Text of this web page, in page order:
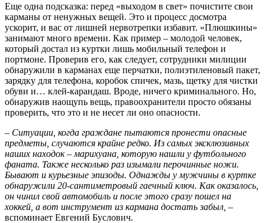
Еще одна подсказка: перед «выходом в свет» почистите свои
карманы от ненужных вещей. Это и процесс досмотра
ускорит, и вас от лишней нервотрепки избавит. «Плюшкины»
занимают много времени. Как пример – молодой человек,
который достал из куртки лишь мобильный телефон и
портмоне. Проверив его, как следует, сотрудники милиции
обнаружили в карманах еще перчатки, полиэтиленовый пакет,
зарядку для телефона, коробок спичек, мазь, щетку для чистки
обуви и… клей-карандаш. Вроде, ничего криминального. Но,
обнаружив наощупь вещь, правоохранители просто обязаны
проверить, что это и не несет ли оно опасности.
– Ситуации, когда граждане пытаются пронести опасные
предметы, случаются крайне редко. Из самых эксклюзивных
наших находок – марихуана, которую нашли у футбольного
фаната. Также несколько раз изымали перочинные ножи.
Бывают и курьезные эпизоды. Однажды у мужчины в куртке
обнаружили 20-сантиметровый гаечный ключ. Как оказалось,
он чинил свой автомобиль и после этого сразу пошел на
хоккей, а вот инструмент из кармана достать забыл, –
вспоминает Евгений Буслович.